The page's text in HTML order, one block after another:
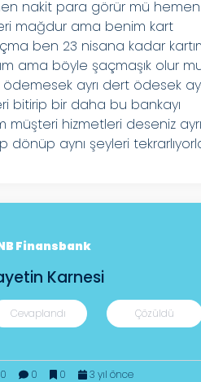
nakit para görür mü hemen
mağdur ama benim kart
ben 23 nisana kadar
ama böyle şaçmaşık olur
ayrı dert ödesek
bitirip bir daha bu bankayı
müşteri hizmetleri deseniz
dönüp aynı şeyleri
Finansbank
Karnesi
Cevaplandı Çözüldü
0 0 0 3 yıl önce